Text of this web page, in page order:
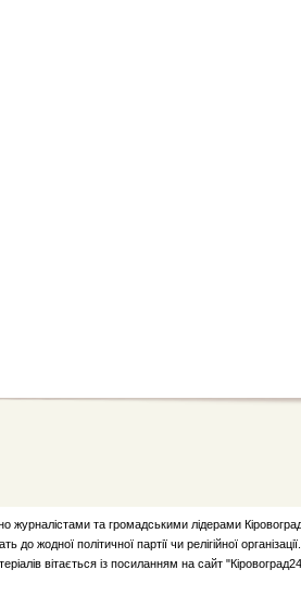
журналістами та громадськими лідерами
до жодної політичної партії чи релігійної
вітається із посиланням на сайт